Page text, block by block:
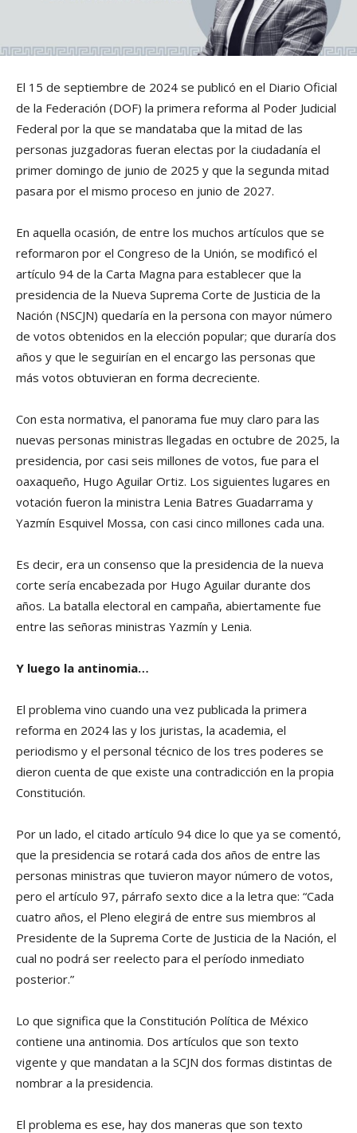
El 15 de septiembre de 2024 se publicó en el Diario Oficial
de la Federación (DOF) la primera reforma al Poder Judicial
Federal por la que se mandataba que la mitad de las
personas juzgadoras fueran electas por la ciudadanía el
primer domingo de junio de 2025 y que la segunda mitad
pasara por el mismo proceso en junio de 2027.
En aquella ocasión, de entre los muchos artículos que se
reformaron por el Congreso de la Unión, se modificó el
artículo 94 de la Carta Magna para establecer que la
presidencia de la Nueva Suprema Corte de Justicia de la
Nación (NSCJN) quedaría en la persona con mayor número
de votos obtenidos en la elección popular; que duraría dos
años y que le seguirían en el encargo las personas que
más votos obtuvieran en forma decreciente.
Con esta normativa, el panorama fue muy claro para las
nuevas personas ministras llegadas en octubre de 2025, la
presidencia, por casi seis millones de votos, fue para el
oaxaqueño, Hugo Aguilar Ortiz. Los siguientes lugares en
votación fueron la ministra Lenia Batres Guadarrama y
Yazmín Esquivel Mossa, con casi cinco millones cada una.
Es decir, era un consenso que la presidencia de la nueva
corte sería encabezada por Hugo Aguilar durante dos
años. La batalla electoral en campaña, abiertamente fue
entre las señoras ministras Yazmín y Lenia.
Y luego la antinomia…
El problema vino cuando una vez publicada la primera
reforma en 2024 las y los juristas, la academia, el
periodismo y el personal técnico de los tres poderes se
dieron cuenta de que existe una contradicción en la propia
Constitución.
Por un lado, el citado artículo 94 dice lo que ya se comentó,
que la presidencia se rotará cada dos años de entre las
personas ministras que tuvieron mayor número de votos,
pero el artículo 97, párrafo sexto dice a la letra que: “Cada
cuatro años, el Pleno elegirá de entre sus miembros al
Presidente de la Suprema Corte de Justicia de la Nación, el
cual no podrá ser reelecto para el período inmediato
posterior.”
Lo que significa que la Constitución Política de México
contiene una antinomia. Dos artículos que son texto
vigente y que mandatan a la SCJN dos formas distintas de
nombrar a la presidencia.
El problema es ese, hay dos maneras que son texto